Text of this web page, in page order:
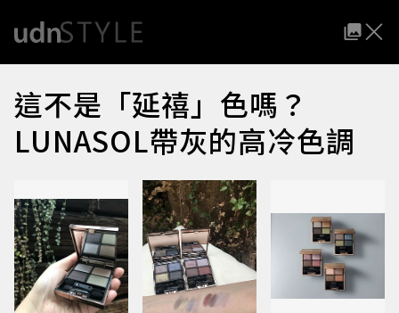
這不是「延禧」色嗎？
LUNASOL帶灰的高冷色調